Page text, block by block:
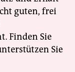
guten, frei
Finden Sie
Sie